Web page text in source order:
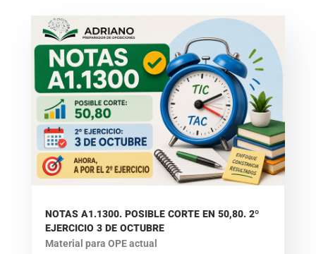
NOTAS A1.1300. POSIBLE CORTE EN 50,80. 2º
EJERCICIO 3 DE OCTUBRE
Material para OPE actual